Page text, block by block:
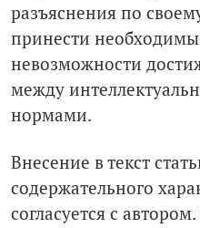
разъяснения по
принести
невозможности
между
нормами.
Внесение в текст
содержательного
согласуется с